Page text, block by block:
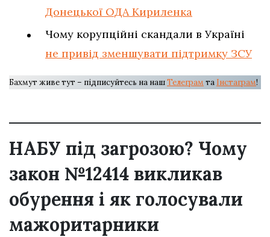
Донецької ОДА Кириленка
Чому корупційні скандали в Україні
не привід зменшувати підтримку ЗСУ
Бахмут живе тут – підписуйтесь на нашТелеграм та Інстаграм!
НАБУ під загрозою? Чому
закон №12414 викликав
обурення і як голосували
мажоритарники